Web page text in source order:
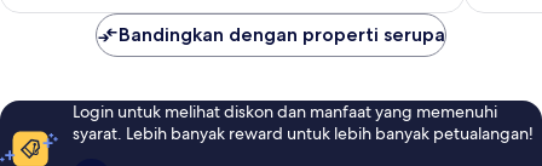
Bandingkan dengan properti serupa
Login untuk melihat diskon dan manfaat yang memenuhi
syarat. Lebih banyak reward untuk lebih banyak petualangan!